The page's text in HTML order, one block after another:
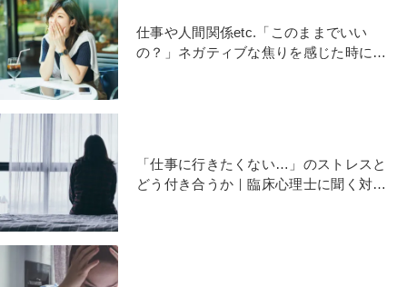
仕事や人間関係etc.「このままでいい
の？」ネガティブな焦りを感じた時に試
「仕事に行きたくない…」のストレスと
どう付き合うか｜臨床心理士に聞く対処